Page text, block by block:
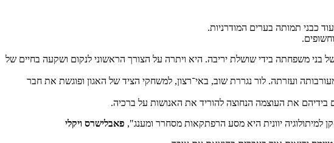
כבני תמותה בערים המודרניות.
בני משפחתה בידי שושלת יריבה. היא ויתרה על הצורך הראשוני לנקום ושקעה בחיים של
ועזרתה. לור נגררת שוב, באי־רצון, למשחקי הציד של האגון ופוגשת את חבר
בידיהם את העוצמה הנחוצה להוריד את האנושות על ברכיה.
למיתולוגיה יוונית היא מסע הרפתקאות מסחרר ומענג", פאבלישרס ויקלי